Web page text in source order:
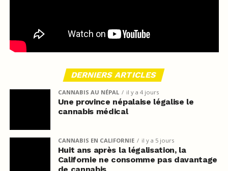
DERNIERS ARTICLES
CANNABIS AU NÉPAL il y a 4 jours
Une province népalaise légalise le
cannabis médical
CANNABIS EN CALIFORNIE il y a 5 jours
Huit ans après la légalisation, la
Californie ne consomme pas davantage